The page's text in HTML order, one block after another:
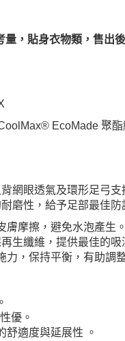
，貼身衣物類，售出
EcoMade 聚
網眼透氣及環形足弓
磨性，給予足部最佳防
膚摩擦，避免水泡產生。
生纖維，提供最佳的
，保持平衡，有助調
優。
舒適度與延展性 。